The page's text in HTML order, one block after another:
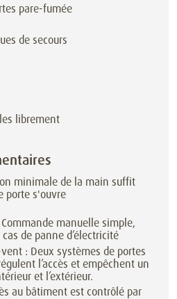
pare-fumée
de secours
librement
minimale de la main suffit
porte s'ouvre
manuelle simple,
de panne d’électricité
: Deux systèmes de portes
l’accès et empêchent un
et l’extérieur.
au bâtiment est contrôlé par